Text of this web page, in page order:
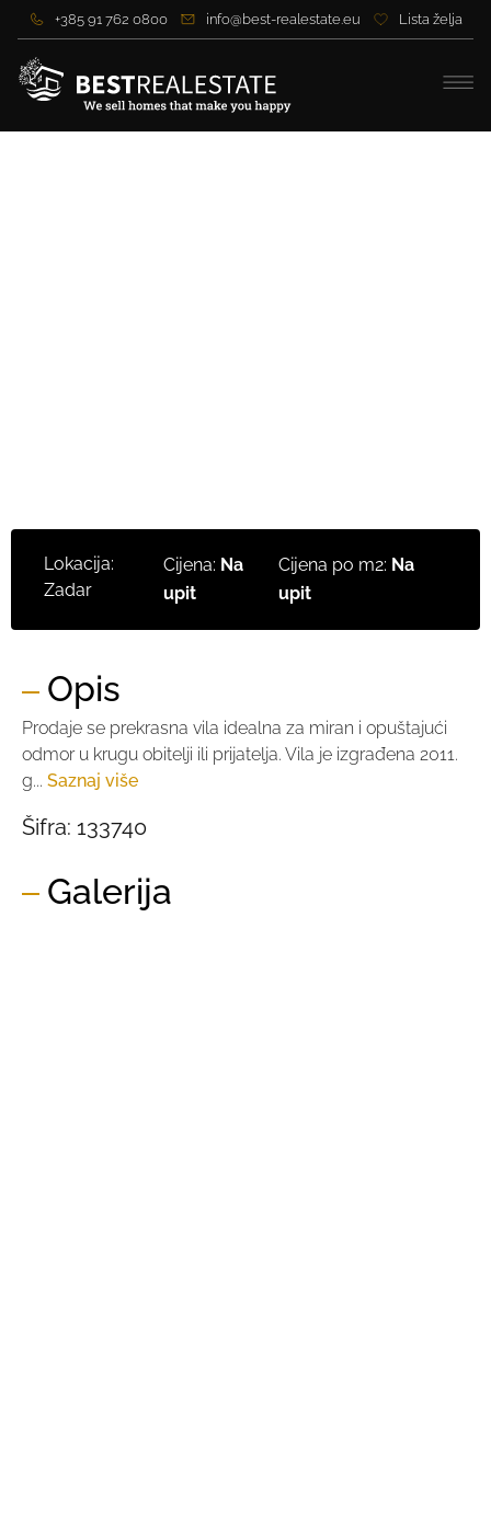
+385 91 762 0800 info@best-realestate.eu Lista želja
Lokacija:
Zadar
Cijena: Na
upit
Cijena po m2: Na
upit
Opis
Prodaje se prekrasna vila idealna za miran i opuštajući
odmor u krugu obitelji ili prijatelja. Vila je izgrađena 2011.
g... Saznaj više
Šifra: 133740
Galerija